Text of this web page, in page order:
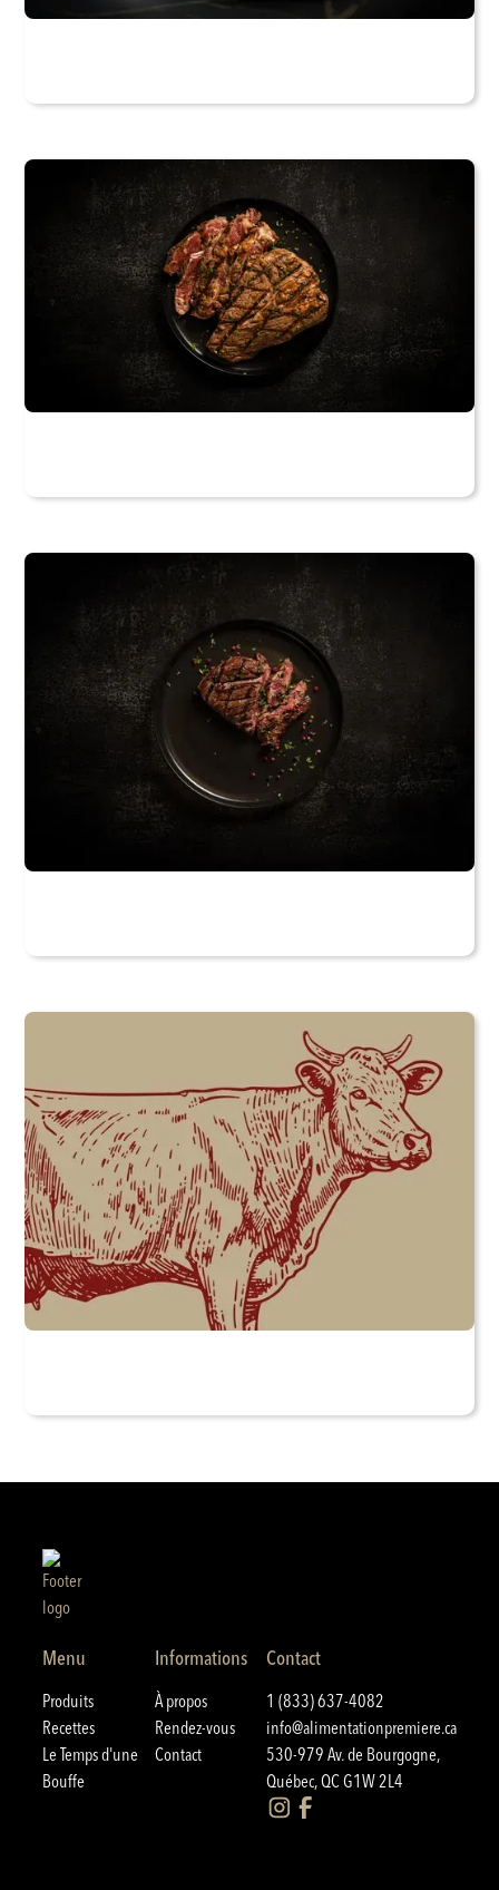
Menu
Produits
Recettes
Le Temps d'une
Bouffe
Informations
À propos
Rendez-vous
Contact
Contact
1 (833) 637-4082
info@alimentationpremiere.ca
530-979 Av. de Bourgogne,
Québec, QC G1W 2L4